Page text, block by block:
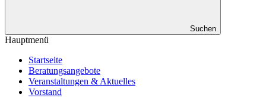
Suchen
Hauptmenü
Startseite
Beratungsangebote
Veranstaltungen & Aktuelles
Vorstand